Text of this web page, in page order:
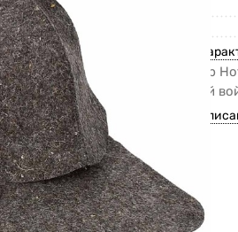
Все
Набор
серый
Все